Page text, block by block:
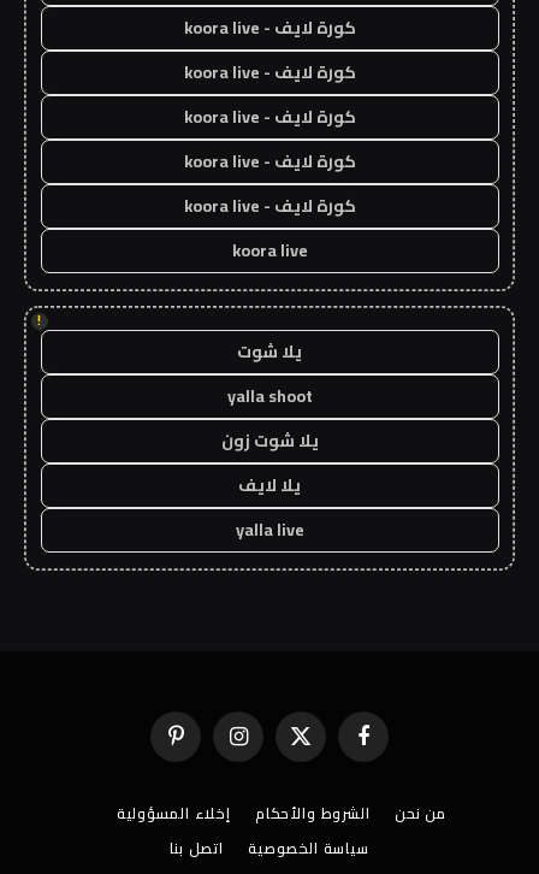
كورة لايف - koora live
كورة لايف - koora live
كورة لايف - koora live
كورة لايف - koora live
كورة لايف - koora live
koora live
!
يلا شوت
yalla shoot
يلا شوت زون
يلا لايف
yalla live
فيسبوك X
(Twitter)
الانستغرامبينتيريست
من نحن الشروط والأحكام
إخلاء المسؤولية
سياسة الخصوصية
اتصل بنا